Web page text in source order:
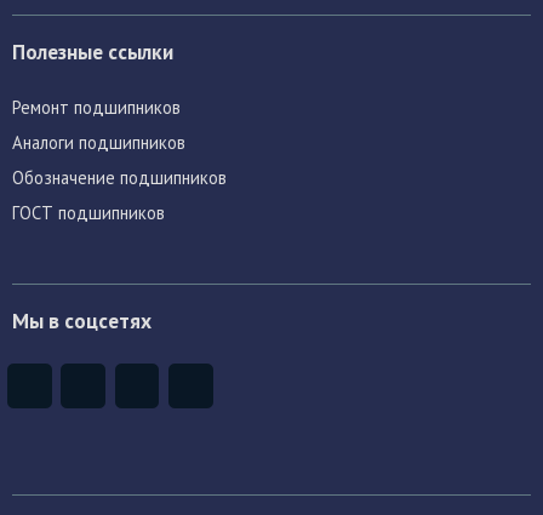
Полезные ссылки
Ремонт подшипников
Аналоги подшипников
Обозначение подшипников
ГОСТ подшипников
Мы в соцсетях